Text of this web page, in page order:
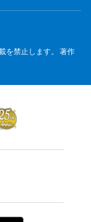
を禁止します。 著作